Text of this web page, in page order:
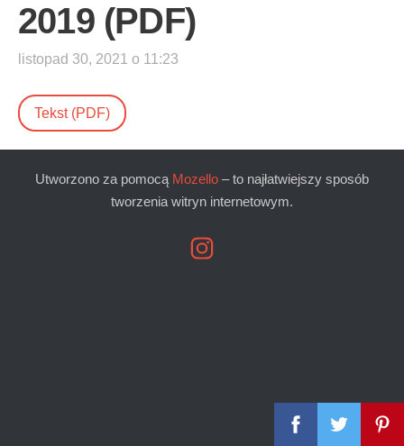
2019 (PDF)
listopad 30, 2021 o 11:23
Tekst (PDF)
Utworzono za pomocą Mozello – to najłatwiejszy sposób
tworzenia witryn internetowym.